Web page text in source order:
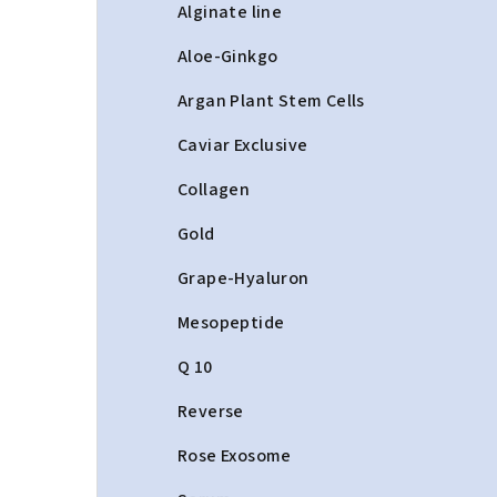
Alginate line
Aloe-Ginkgo
Argan Plant Stem Cells
Caviar Exclusive
Collagen
Gold
Grape-Hyaluron
Mesopeptide
Q 10
Reverse
Rose Exosome